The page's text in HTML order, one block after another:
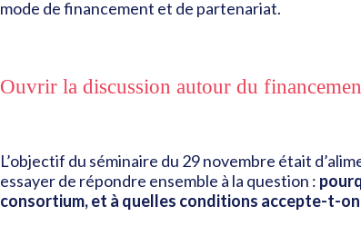
mode de financement et de partenariat.
Ouvrir la discussion autour du
L’objectif du séminaire du 29 novembre était
essayer de répondre ensemble à la question :
consortium, et à quelles conditions accepte-t-on